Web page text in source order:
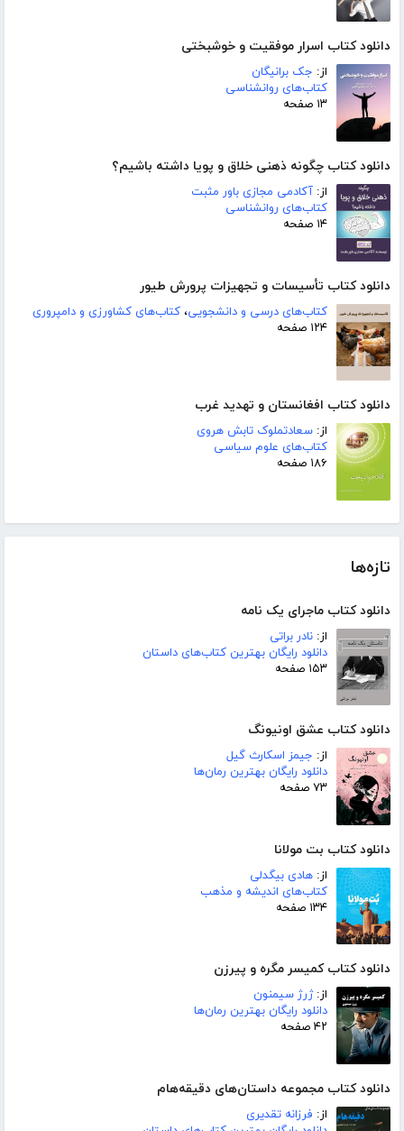
دانلود کتاب اسرار موفقیت و خوشبختی
از: جک برانیگان
کتاب‌های روانشناسی
۱۳ صفحه
دانلود کتاب چگونه ذهنی خلاق و پویا داشته باشیم؟
از: آکادمی مجازی باور مثبت
کتاب‌های روانشناسی
۱۴ صفحه
دانلود کتاب تأسیسات و تجهیزات پرورش طیور
کتاب‌های درسی و دانشجویی، کتاب‌های کشاورزی و دامپروری
۱۲۴ صفحه
دانلود کتاب افغانستان و تهدید غرب
از: سعادتملوک تابش هروی
کتاب‌های علوم سیاسی
۱۸۶ صفحه
تازه‌ها
دانلود کتاب ماجرای یک نامه
از: نادر براتی
دانلود رایگان بهترین کتاب‌های داستان
۱۵۳ صفحه
دانلود کتاب عشق اونیونگ
از: جیمز اسکارث گیل
دانلود رایگان بهترین رمان‌ها
۷۳ صفحه
دانلود کتاب بت مولانا
از: هادی بیگدلی
کتاب‌های اندیشه و مذهب
۱۳۴ صفحه
دانلود کتاب کمیسر مگره و پیرزن
از:ژرژ سیمنون
دانلود رایگان بهترین رمان‌ها
۴۲ صفحه
دانلود کتاب مجموعه داستان‌های دقیقه‌هام
از: فرزانه تقدیری